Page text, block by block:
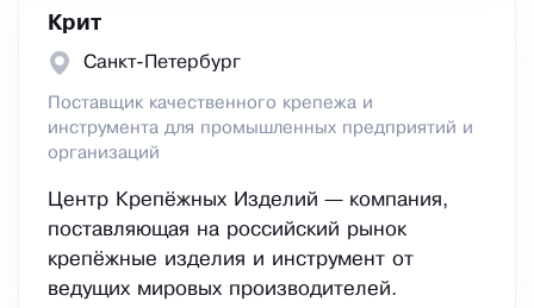
Крит
Санкт-Петербург
Поставщик качественного крепежа и
инструмента для промышленных предприятий и
организаций
Центр Крепёжных Изделий — компания,
поставляющая на российский рынок
крепёжные изделия и инструмент от
ведущих мировых производителей.